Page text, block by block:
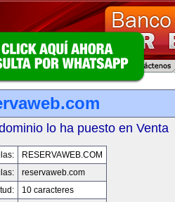
lo ha puesto en Venta
RESERVAWEB.COM
reservaweb.com
10 caracteres